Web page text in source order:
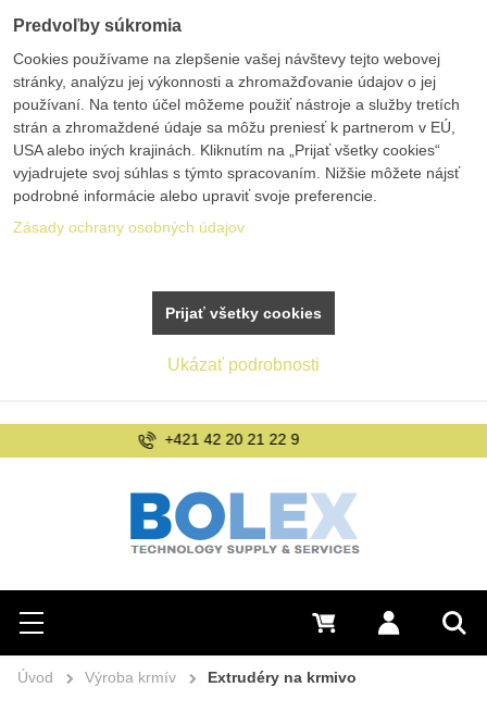
Hľadať
Menu Prihlásiť sa
0 €
info@bolex.sk
Úvod Výroba krmív Extrudéry na krmivo
Predvoľby súkromia
Cookies používame na zlepšenie vašej návštevy tejto webovej
stránky, analýzu jej výkonnosti a zhromažďovanie údajov o jej
používaní. Na tento účel môžeme použiť nástroje a služby tretích
strán a zhromaždené údaje sa môžu preniesť k partnerom v EÚ,
USA alebo iných krajinách. Kliknutím na „Prijať všetky cookies“
vyjadrujete svoj súhlas s týmto spracovaním. Nižšie môžete nájsť
podrobné informácie alebo upraviť svoje preferencie.
Zásady ochrany osobných údajov
Ukázať podrobnosti
Prijať všetky cookies